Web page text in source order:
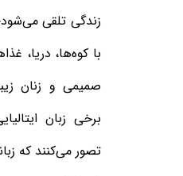
زندگی تلقی
با کوه‌ها، دریا،
صمیمی و زنان
برخی زبان
تصور می‌کنند که